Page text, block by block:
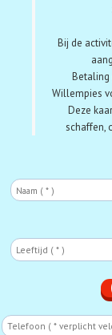
Bij de
Betaling
Willempies
Deze
schaffen,
Phone